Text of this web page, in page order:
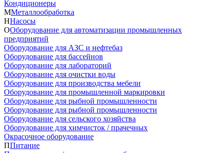
Кондиционеры
ММеталлообработка
ННасосы
ООборудование для автоматизации промышленных
предприятий
Оборудование для АЗС и нефтебаз
Оборудование для бассейнов
Оборудование для лабораторий
Оборудование для очистки воды
Оборудование для производства мебели
Оборудование для промышленной маркировки
Оборудование для рыбной промышленности
Оборудование для рыбной промышленности
Оборудование для сельского хозяйства
Оборудование для химчисток / прачечных
Окрасочное оборудование
ППитание